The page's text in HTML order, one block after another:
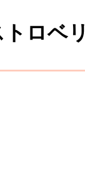
ロベリ